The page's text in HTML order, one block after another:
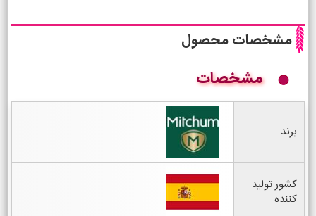
مشخصات محصول
مشخصات
برند
کشور تولید
کننده